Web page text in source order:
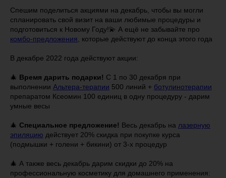
Спешим поделиться акциями на декабрь, чтобы вы могли
спланировать свой визит на ваши любимые процедуры и
подготовиться к Новому Году!💫 А ещё не забывайте про
комбо-предложения , которые действуют до конца этого года
В декабре 2022 года действуют акции:
🎄 Время дарить подарки! С 1 по 30 декабря при
выполнении Альтера-терапии 500 линий + ботулинотерапии
препаратом Ксеомин 100 единиц в одну процедуру - дарим
умные весы
🎄 Специальное предложение! Весь декабрь на лазерную
эпиляцию действует 20% скидка при покупке курса
(подмышки + голени + бикини) от 3-х процедур
🎄 А также весь декабрь дарим скидки до 20% на
профессиональную косметику для домашнего применения: